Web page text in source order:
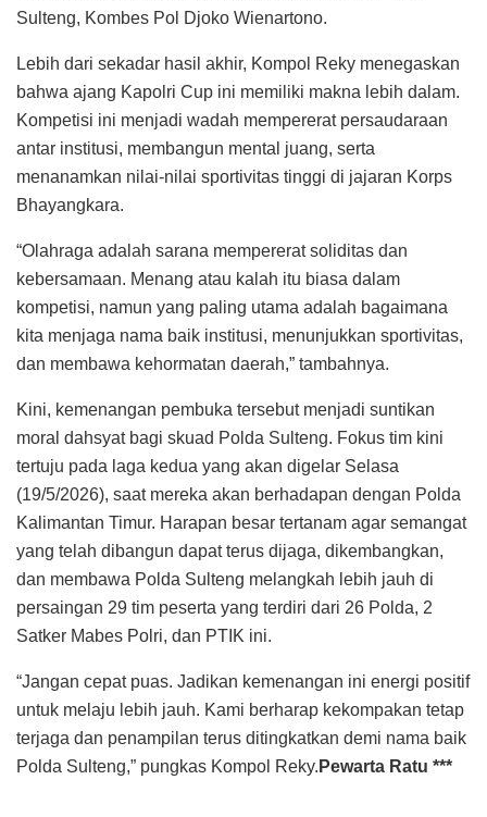
Sulteng, Kombes Pol Djoko Wienartono.
Lebih dari sekadar hasil akhir, Kompol Reky menegaskan
bahwa ajang Kapolri Cup ini memiliki makna lebih dalam.
Kompetisi ini menjadi wadah mempererat persaudaraan
antar institusi, membangun mental juang, serta
menanamkan nilai-nilai sportivitas tinggi di jajaran Korps
Bhayangkara.
“Olahraga adalah sarana mempererat soliditas dan
kebersamaan. Menang atau kalah itu biasa dalam
kompetisi, namun yang paling utama adalah bagaimana
kita menjaga nama baik institusi, menunjukkan sportivitas,
dan membawa kehormatan daerah,” tambahnya.
Kini, kemenangan pembuka tersebut menjadi suntikan
moral dahsyat bagi skuad Polda Sulteng. Fokus tim kini
tertuju pada laga kedua yang akan digelar Selasa
(19/5/2026), saat mereka akan berhadapan dengan Polda
Kalimantan Timur. Harapan besar tertanam agar semangat
yang telah dibangun dapat terus dijaga, dikembangkan,
dan membawa Polda Sulteng melangkah lebih jauh di
persaingan 29 tim peserta yang terdiri dari 26 Polda, 2
Satker Mabes Polri, dan PTIK ini.
“Jangan cepat puas. Jadikan kemenangan ini energi positif
untuk melaju lebih jauh. Kami berharap kekompakan tetap
terjaga dan penampilan terus ditingkatkan demi nama baik
Polda Sulteng,” pungkas Kompol Reky. Pewarta Ratu ***